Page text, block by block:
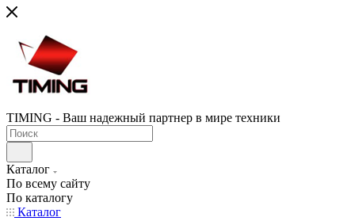
TIMING - Ваш надежный партнер в мире техники
Каталог
По всему сайту
По каталогу
Каталог